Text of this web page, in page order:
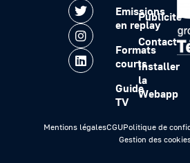
Emissions
en replay
Formats
courts
Guide
TV
Publicité
Contact
Installer
la
Webapp
Mentions légalesCGUPolitique de
Gestion des